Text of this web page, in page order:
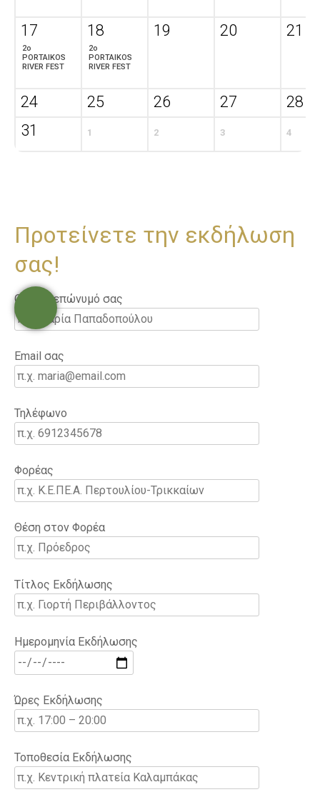
17
2ο
PORTAIKOS
RIVER FEST
18
2ο
PORTAIKOS
RIVER FEST
19 20 21
24 25 26 27
28
31
1 2 3 4
Προτείνετε την εκδήλωση
σας!
Ονοματεπώνυμό σας
Email σας
Τηλέφωνο
Φορέας
Θέση στον Φορέα
Τίτλος Εκδήλωσης
Ημερομηνία Εκδήλωσης
Ώρες Εκδήλωσης
Τοποθεσία Εκδήλωσης